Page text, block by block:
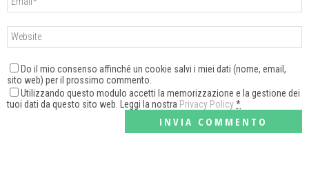
Do il mio consenso affinché un cookie salvi i miei dati (nome, email,
sito web) per il prossimo commento.
Utilizzando questo modulo accetti la memorizzazione e la gestione dei
tuoi dati da questo sito web. Leggi la nostra Privacy Policy*